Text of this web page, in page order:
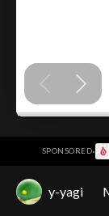
SPONSORED·
y-yagi